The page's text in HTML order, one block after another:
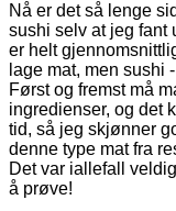
Nå er det så lenge
sushi selv at jeg fant
er helt
lage mat, men sushi
Først og fremst må
ingredienser, og det
tid, så jeg skjønner
denne type mat fra
Det var iallefall
å prøve!